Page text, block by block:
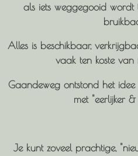
als iets weggegooid wordt
Alles is beschikbaar,
vaak ten koste van
Gaandeweg ontstond het
met "eerlijker
Je kunt zoveel prachtige,